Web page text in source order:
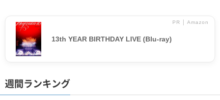
PR │ Amazon
13th YEAR BIRTHDAY LIVE (Blu-ray)
週間ランキング